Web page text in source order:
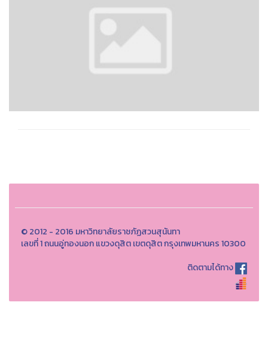
© 2012 - 2016 มหาวิทยาลัยราชภัฏสวนสุนันทา
เลขที่ 1 ถนนอู่ทองนอก แขวงดุสิต เขตดุสิต กรุงเทพมหานคร 10300
ติดตามได้ทาง